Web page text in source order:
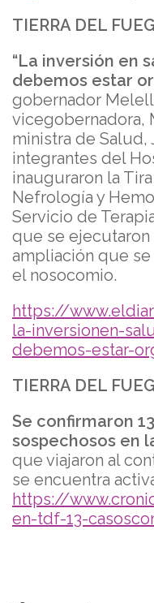
TIERRA DEL
“La inversión en
debemos estar
gobernador
vicegobernadora,
ministra de Salud,
integrantes del
inauguraron la
Nefrología y
Servicio de
que se ejecutaron
ampliación que
el nosocomio.
https://
la-inversionen-
debemos-estar-
TIERRA DEL
Se confirmaron
sospechosos en
que viajaron al
se encuentra
https://
en-tdf-13-